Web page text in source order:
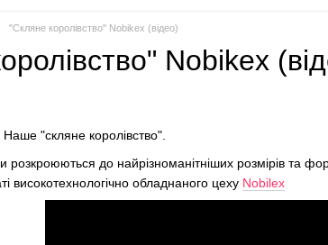
"Скляне королівство" Nobikex (відео)
Nobikex
"скляне королівство".
розкроюються до найрізноманітніших розмірів та
високотехнологічно обладнаного цеху Nobilex